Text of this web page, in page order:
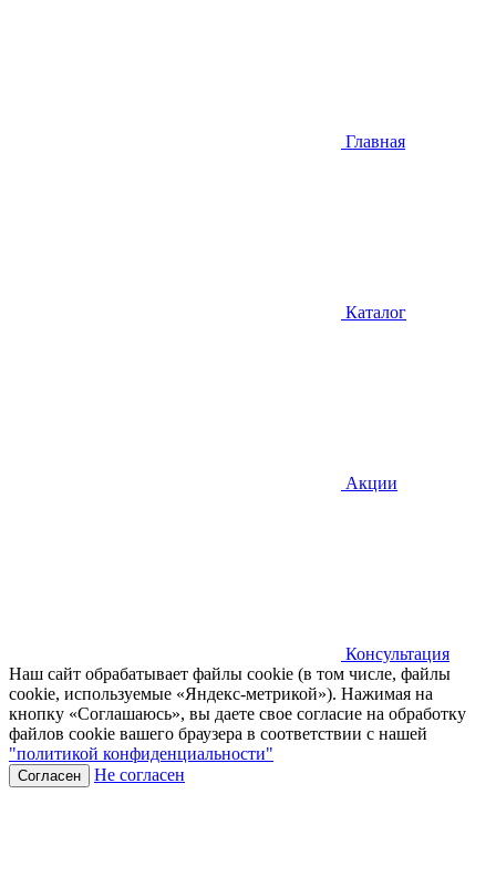
Главная
Каталог
Акции
Консультация
Наш сайт обрабатывает файлы cookie (в том числе, файлы
cookie, используемые «Яндекс-метрикой»). Нажимая на
кнопку «Соглашаюсь», вы даете свое согласие на обработку
файлов cookie вашего браузера в соответствии с нашей
"политикой конфиденциальности"
Согласен Не согласен